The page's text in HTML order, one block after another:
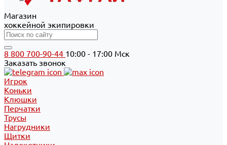
Магазин
хоккейной экипировки
8 800 700-90-44 10:00 - 17:00 Мск
Заказать звонок
Игрок
Коньки
Клюшки
Перчатки
Трусы
Нагрудники
Щитки